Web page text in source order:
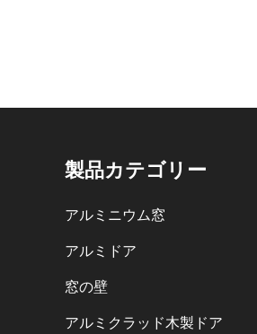
製品カテゴリー
アルミニウム窓
アルミドア
窓の壁
アルミクラッド木製ドア